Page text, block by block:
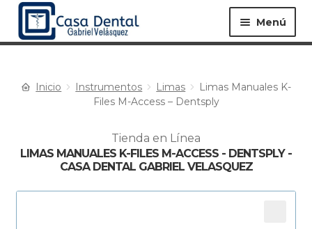
Menú
Equipos ▸ Materiales ▸
Especialidades ▸ Instrumentos ▸
Inicio Instrumentos Limas
Limas Manuales K-
Files M-Access – Dentsply
Tienda en Línea
LIMAS MANUALES K-FILES M-ACCESS - DENTSPLY -
CASA DENTAL GABRIEL VELASQUEZ